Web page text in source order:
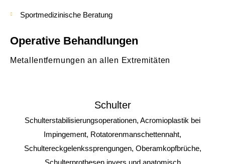
Sportmedizinische Beratung
Operative Behandlungen
Metallentfernungen an allen Extremitäten
Schulter
Schulterstabilisierungsoperationen, Acromioplastik bei
Impingement, Rotatorenmanschettennaht,
Schultereckgelenkssprengungen, Oberamkopfbrüche,
Schulterprothesen invers und anatomisch